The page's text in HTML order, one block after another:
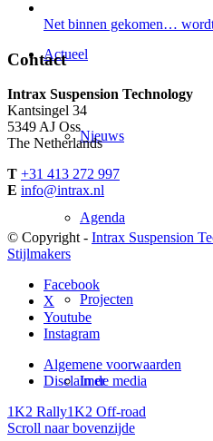
Actueel
Nieuws
Agenda
Projecten
In de media
Net binnen gekomen…
Contact
Intrax Suspension Technology
Kantsingel 34
5349 AJ Oss
The Netherlands
T +31 413 272 997
E info@intrax.nl
© Copyright - Intrax Suspension
Stijlmakers
Facebook
X
Youtube
Instagram
Algemene voorwaarden
Disclaimer
1K2 Rally1K2 Off-road
Scroll naar bovenzijde